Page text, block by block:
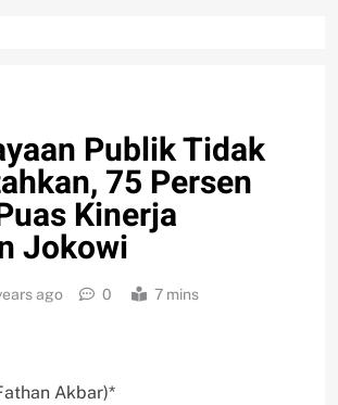
Publik Tidak
75 Persen
Kinerja
Jokowi
ago 0 7 mins
Akbar)*